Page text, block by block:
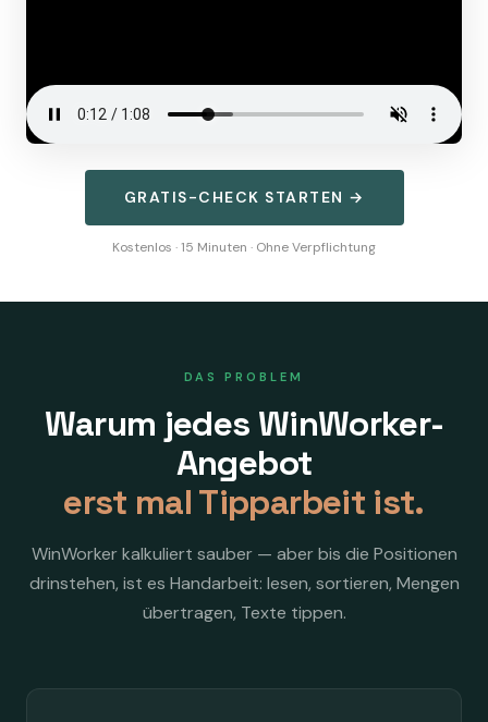
GRATIS-CHECK STARTEN →
Kostenlos · 15 Minuten · Ohne Verpflichtung
DAS PROBLEM
Warum jedes WinWorker-
Angebot
erst mal Tipparbeit ist.
WinWorker kalkuliert sauber — aber bis die Positionen
drinstehen, ist es Handarbeit: lesen, sortieren, Mengen
übertragen, Texte tippen.